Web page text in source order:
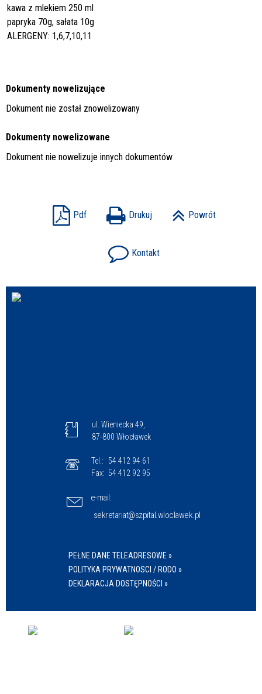
kawa z mlekiem 250 ml
papryka 70g, sałata 10g
ALERGENY: 1,6,7,10,11
Dokumenty nowelizujące
Dokument nie został znowelizowany
Dokumenty nowelizowane
Dokument nie nowelizuje innych dokumentów
Pdf Drukuj Powrót
Kontakt
ul. Wieniecka 49,
87-800 Włocławek
Tel.: 54 412 94 61
Fax: 54 412 92 95
e-mail:
sekretariat@szpital.wloclawek.pl
PEŁNE DANE TELEADRESOWE »
POLITYKA PRYWATNOSCI / RODO »
DEKLARACJA DOSTĘPNOŚCI »